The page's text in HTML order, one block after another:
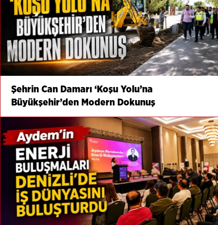
Şehrin Can Damarı ‘Koşu Yolu’na
Büyükşehir’den Modern Dokunuş